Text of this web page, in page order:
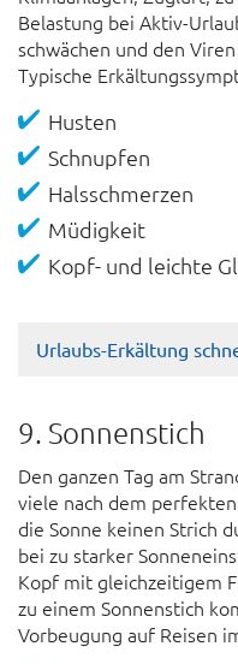
Belastung bei Aktiv-
schwächen und den
Typische
Husten
Schnupfen
Hals­schmerzen
Müdigkeit
Kopf- und leichte
Urlaubs-Erkältung
9. Sonnenstich
Den ganzen Tag am
viele nach dem
die Sonne keinen Strich
bei zu starker
Kopf mit gleichzeitigem
zu einem Sonnenstich
Vorbeugung auf Reisen